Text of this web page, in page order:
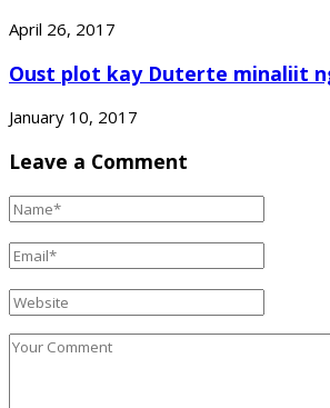
April 26, 2017
Oust plot kay Duterte minaliit
January 10, 2017
Leave a Comment